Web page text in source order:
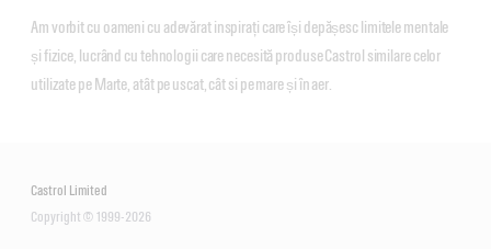
Am vorbit cu oameni cu adevărat inspirați care își depășesc limitele mentale
și fizice, lucrând cu tehnologii care necesită produse Castrol similare celor
utilizate pe Marte, atât pe uscat, cât si pe mare și în aer.
Castrol Limited
Copyright © 1999-2026